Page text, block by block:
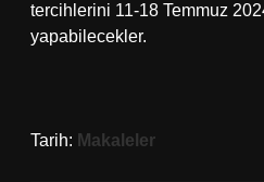
tercihlerini 11-18 Temmuz
yapabilecekler.
Tarih: Makaleler